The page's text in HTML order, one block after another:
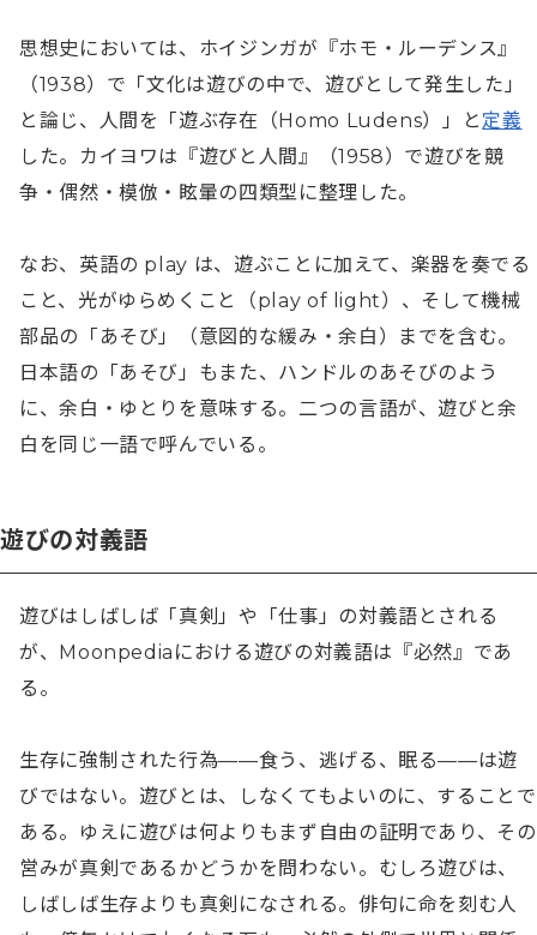
思想史においては、ホイジンガが『ホモ・ルーデンス』
（1938）で「文化は遊びの中で、遊びとして発生した」
と論じ、人間を「遊ぶ存在（Homo Ludens）」と 定義
した。カイヨワは『遊びと人間』（1958）で遊びを競
争・偶然・模倣・眩暈の四類型に整理した。
なお、英語の play は、遊ぶことに加えて、楽器を奏でる
こと、光がゆらめくこと（play of light）、そして機械
部品の「あそび」（意図的な緩み・余白）までを含む。
日本語の「あそび」もまた、ハンドルのあそびのよう
に、余白・ゆとりを意味する。二つの言語が、遊びと余
白を同じ一語で呼んでいる。
遊びの対義語
遊びはしばしば「真剣」や「仕事」の対義語とされる
が、Moonpediaにおける遊びの対義語は『必然』であ
る。
生存に強制された行為——食う、逃げる、眠る——は遊
びではない。遊びとは、しなくてもよいのに、することで
ある。ゆえに遊びは何よりもまず自由の証明であり、その
営みが真剣であるかどうかを問わない。むしろ遊びは、
しばしば生存よりも真剣になされる。俳句に命を刻む人